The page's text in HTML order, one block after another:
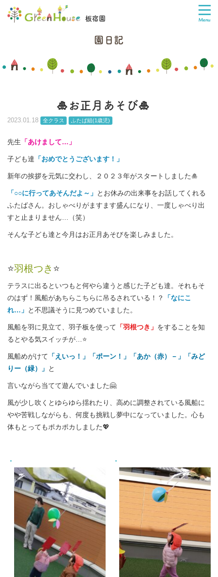
板宿園
園日記
🎍お正月あそび🎍
2023.01.18 全クラス ふたば組(1歳児)
先生 「あけまして…」
子ども達 「おめでとうございます！」
新年の挨拶を元気に交わし、２０２３年がスタートしました🎍
「○○に行ってあそんだよ～」 とお休みの出来事をお話してくれる
ふたばさん。おしゃべりがますます盛んになり、一度しゃべり出
すと止まりません…（笑）
そんな子ども達と今月はお正月あそびを楽しみました。
⭐羽根つき ⭐
テラスに出るといつもと何やら違うと感じた子ども達。それもそ
のはず！風船があちらこちらに吊るされている！？
「なにこ
れ…」 と不思議そうに見つめていました。
風船を羽に見立て、羽子板を使って 「羽根つき」 をすることを知
るとやる気スイッチが…⭐
風船めがけて 「えいっ！」「ポーン！」「あか（赤）－」「みど
りー（緑）」 と
言いながら当てて遊んでいました🤗
風が少し吹くとゆらゆら揺れたり、高めに調整されている風船に
やや苦戦しながらも、何度も挑戦し夢中になっていました。心も
体もとってもポカポカしました💖